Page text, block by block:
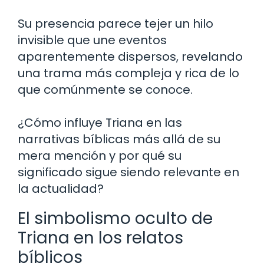
Su presencia parece tejer un hilo
invisible que une eventos
aparentemente dispersos, revelando
una trama más compleja y rica de lo
que comúnmente se conoce.
¿Cómo influye Triana en las
narrativas bíblicas más allá de su
mera mención y por qué su
significado sigue siendo relevante en
la actualidad?
El simbolismo oculto de
Triana en los relatos
bíblicos